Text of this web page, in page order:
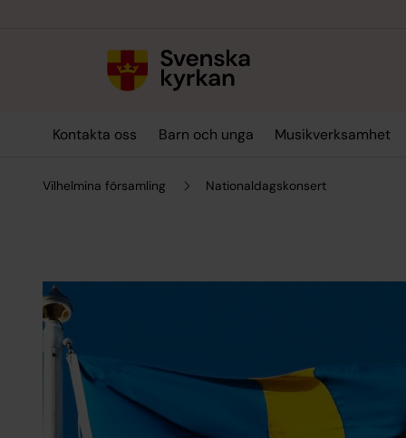
Kontakta oss Barn och unga Musikverksamhet
Vilhelmina församling Nationaldagskonsert